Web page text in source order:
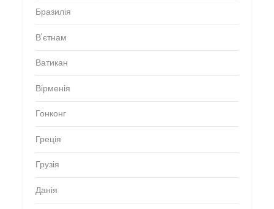
Бразилія
В'єтнам
Ватикан
Вірменія
Гонконг
Греція
Грузія
Данія